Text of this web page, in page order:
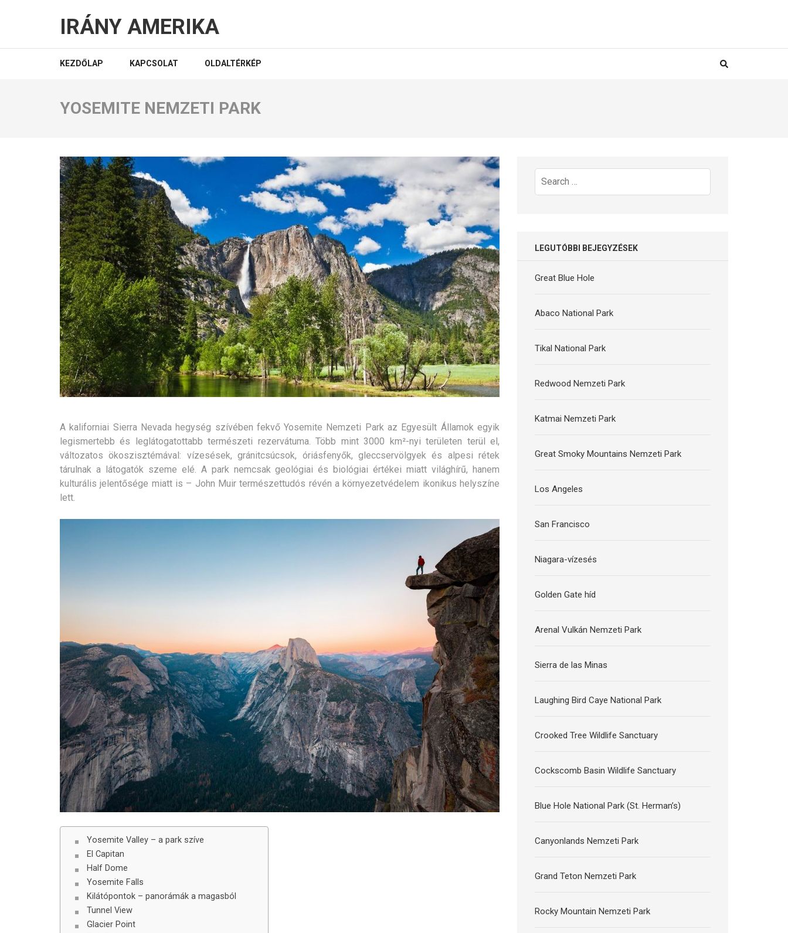
IRÁNY AMERIKA
KEZDŐLAP KAPCSOLAT OLDALTÉRKÉP
YOSEMITE NEMZETI PARK
A kaliforniai Sierra Nevada hegység szívében fekvő Yosemite Nemzeti Park az Egyesült Államok egyik
legismertebb és leglátogatottabb természeti rezervátuma. Több mint 3000 km²-nyi területen terül el,
változatos ökoszisztémával: vízesések, gránitcsúcsok, óriásfenyők, gleccservölgyek és alpesi rétek
tárulnak a látogatók szeme elé. A park nemcsak geológiai és biológiai értékei miatt világhírű, hanem
kulturális jelentősége miatt is – John Muir természettudós révén a környezetvédelem ikonikus helyszíne
lett.
Yosemite Valley – a park szíve
El Capitan
Half Dome
Yosemite Falls
Kilátópontok – panorámák a magasból
Tunnel View
Glacier Point
Search
for:
LEGUTÓBBI BEJEGYZÉSEK
Great Blue Hole
Abaco National Park
Tikal National Park
Redwood Nemzeti Park
Katmai Nemzeti Park
Great Smoky Mountains Nemzeti Park
Los Angeles
San Francisco
Niagara-vízesés
Golden Gate híd
Arenal Vulkán Nemzeti Park
Sierra de las Minas
Laughing Bird Caye National Park
Crooked Tree Wildlife Sanctuary
Cockscomb Basin Wildlife Sanctuary
Blue Hole National Park (St. Herman’s)
Canyonlands Nemzeti Park
Grand Teton Nemzeti Park
Rocky Mountain Nemzeti Park